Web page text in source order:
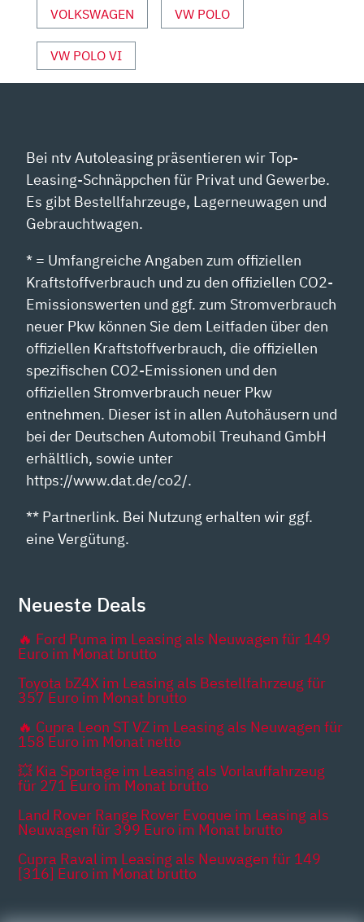
VOLKSWAGEN VW POLO
VW POLO VI
Bei ntv Autoleasing präsentieren wir Top-
Leasing-Schnäppchen für Privat und Gewerbe.
Es gibt Bestellfahrzeuge, Lagerneuwagen und
Gebrauchtwagen.
* = Umfangreiche Angaben zum offiziellen
Kraftstoffverbrauch und zu den offiziellen CO2-
Emissionswerten und ggf. zum Stromverbrauch
neuer Pkw können Sie dem Leitfaden über den
offiziellen Kraftstoffverbrauch, die offiziellen
spezifischen CO2-Emissionen und den
offiziellen Stromverbrauch neuer Pkw
entnehmen. Dieser ist in allen Autohäusern und
bei der Deutschen Automobil Treuhand GmbH
erhältlich, sowie unter
https://www.dat.de/co2/.
** Partnerlink. Bei Nutzung erhalten wir ggf.
eine Vergütung.
Neueste Deals
🔥 Ford Puma im Leasing als Neuwagen für 149
Euro im Monat brutto
Toyota bZ4X im Leasing als Bestellfahrzeug für
357 Euro im Monat brutto
🔥 Cupra Leon ST VZ im Leasing als Neuwagen für
158 Euro im Monat netto
💥 Kia Sportage im Leasing als Vorlauffahrzeug
für 271 Euro im Monat brutto
Land Rover Range Rover Evoque im Leasing als
Neuwagen für 399 Euro im Monat brutto
Cupra Raval im Leasing als Neuwagen für 149
[316] Euro im Monat brutto